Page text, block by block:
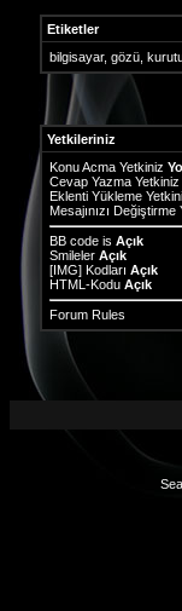
Etiketler
bilgisayar, gözü
Yetkileriniz
Konu Acma Yetkiniz
Cevap Yazma Yetkiniz
Eklenti Yükleme
Mesajınızı Değiştirme
BB code is Açık
Smileler Açık
[IMG] Kodları Açık
HTML-Kodu Açık
Forum Rules